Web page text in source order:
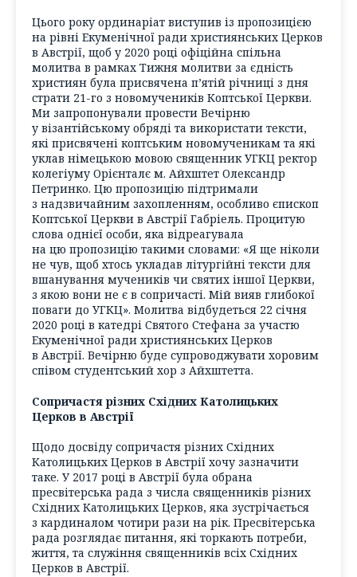
Цього року ординаріат виступив із пропозицією
на рівні Екуменічної ради християнських Церков
в Австрії, щоб у 2020 році офіційна спільна
молитва в рамках Тижня молитви за єдність
християн була присвячена п’ятій річниці з дня
страти 21-го з новомучеників Коптської Церкви.
Ми запропонували провести Вечірню
у візантійському обряді та використати тексти,
які присвячені коптським новомученикам та які
уклав німецькою мовою священник УГКЦ ректор
колегіуму Орієнталє м. Айхштет Олександр
Петринко. Цю пропозицію підтримали
з надзвичайним захопленням, особливо єпископ
Коптської Церкви в Австрії Габріель. Процитую
слова однієї особи, яка відреагувала
на цю пропозицію такими словами: «Я ще ніколи
не чув, щоб хтось укладав літургійні тексти для
вшанування мучеників чи святих іншої Церкви,
з якою вони не є в сопричасті. Мій вияв глибокої
поваги до УГКЦ». Молитва відбудеться 22 січня
2020 році в катедрі Святого Стефана за участю
Екуменічної ради християнських Церков
в Австрії. Вечірню буде супроводжувати хоровим
співом студентський хор з Айхштетта.
Сопричастя різних Східних Католицьких
Церков в Австрії
Щодо досвіду сопричастя різних Східних
Католицьких Церков в Австрії хочу зазначити
таке. У 2017 році в Австрії була обрана
пресвітерська рада з числа священників різних
Східних Католицьких Церков, яка зустрічається
з кардиналом чотири рази на рік. Пресвітерська
рада розглядає питання, які торкають потреби,
життя, та служіння священників всіх Східних
Церков в Австрії.